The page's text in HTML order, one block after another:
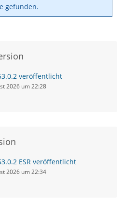
gefunden.
veröffentlicht
2026 um 22:28
ESR veröffentlicht
2026 um 22:34